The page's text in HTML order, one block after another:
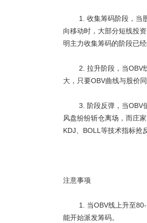
1. 收集筹码阶段，当股
向移动时，大部分短线投
明主力收集筹码的阶段已
2. 拉升阶段，当OBV线
大，只要OBV曲线与股价
3. 阶段反弹，当OBV值
风盘纷纷斩仓离场，而庄
KDJ、BOLL等技术指标抢
注意事项
1. 当OBV线上升至80-
能开始派发筹码。